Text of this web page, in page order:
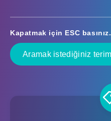
Kapatmak için ESC basınız.